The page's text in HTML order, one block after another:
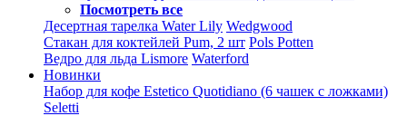
Посмотреть все
Десертная тарелка Water Lily Wedgwood
Стакан для коктейлей Pum, 2 шт Pols Potten
Ведро для льда Lismore Waterford
Новинки
Набор для кофе Estetico Quotidiano (6 чашек с ложками)
Seletti